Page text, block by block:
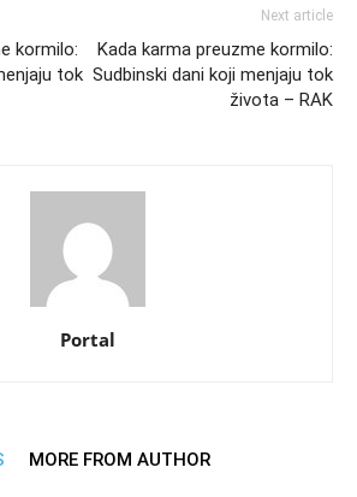
kormilo:
tok
Next article
Kada karma preuzme kormilo:
Sudbinski dani koji menjaju tok
života – RAK
Portal
MORE FROM AUTHOR